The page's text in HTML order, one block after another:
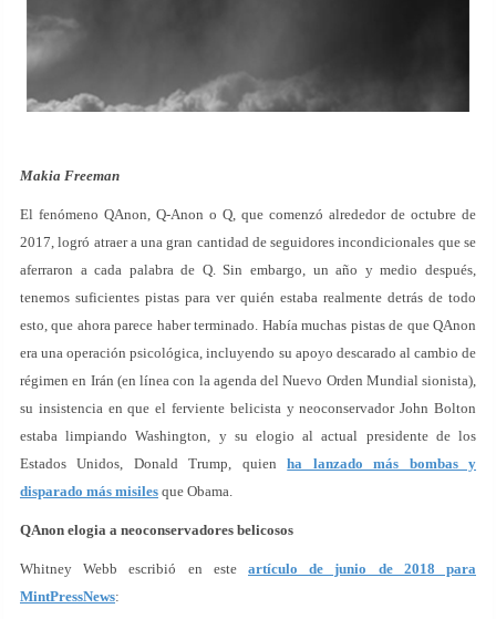
Makia Freeman
El fenómeno QAnon, Q-Anon o Q, que comenzó alrededor de octubre de
2017, logró atraer a una gran cantidad de seguidores incondicionales que se
aferraron a cada palabra de Q. Sin embargo, un año y medio después,
tenemos suficientes pistas para ver quién estaba realmente detrás de todo
esto, que ahora parece haber terminado. Había muchas pistas de que QAnon
era una operación psicológica, incluyendo su apoyo descarado al cambio de
régimen en Irán (en línea con la agenda del Nuevo Orden Mundial sionista),
su insistencia en que el ferviente belicista y neoconservador John Bolton
estaba limpiando Washington, y su elogio al actual presidente de los
Estados Unidos, Donald Trump, quienha lanzado más bombas y
disparado más misiles que Obama.
QAnon elogia a neoconservadores belicosos
Whitney Webb escribió en este artículo de junio de 2018 para
MintPressNews: